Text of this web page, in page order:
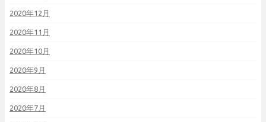
2020年12月
2020年11月
2020年10月
2020年9月
2020年8月
2020年7月